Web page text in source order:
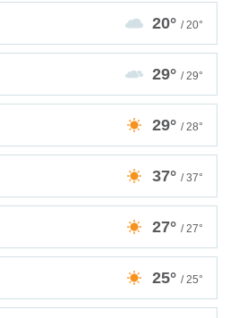
20° / 20°
29° / 29°
29° / 28°
37° / 37°
27° / 27°
25° / 25°